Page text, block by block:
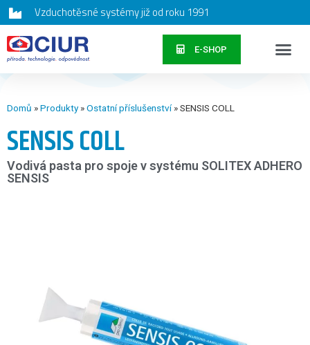
Vzduchotěsné systémy již od roku 1991
E-SHOP
Domů »Produkty»Ostatní příslušenství»SENSIS COLL
SENSIS COLL
Vodivá pasta pro spoje v systému SOLITEX ADHERO
SENSIS